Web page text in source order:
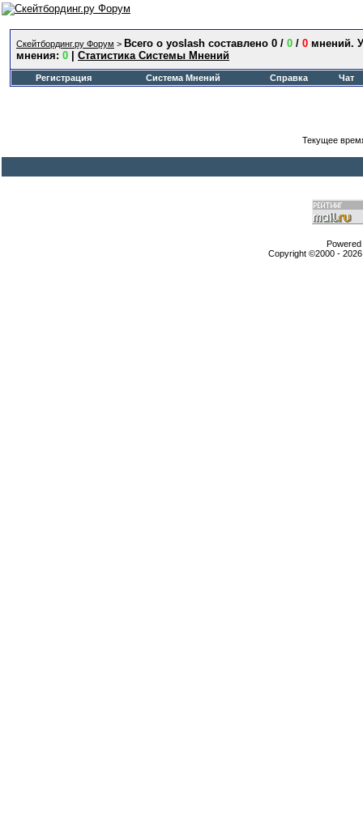
Скейтбординг.ру Форум > Всего о yoslash составлено 0 / 0 / 0 мнений.
мнения: 0 Статистика Системы Мнений
Регистрация Система Мнений Справка Чат
Текущее
Copyright ©2000 -